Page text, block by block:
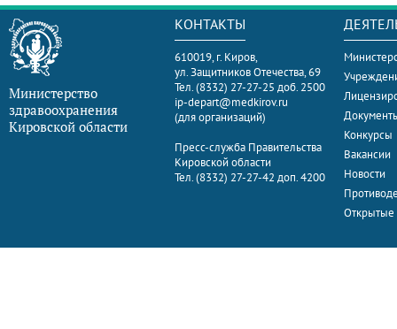
Министерство
здравоохранения
Кировской области
КОНТАКТЫ
610019, г. Киров,
ул. Защитников Отечества, 69
Тел. (8332) 27-27-25 доб. 2500
ip-depart@medkirov.ru
(для организаций)
Пресс-служба Правительства
Кировской области
Тел. (8332) 27-27-42 доп. 4200
Конкурсы
Вакансии
Новости